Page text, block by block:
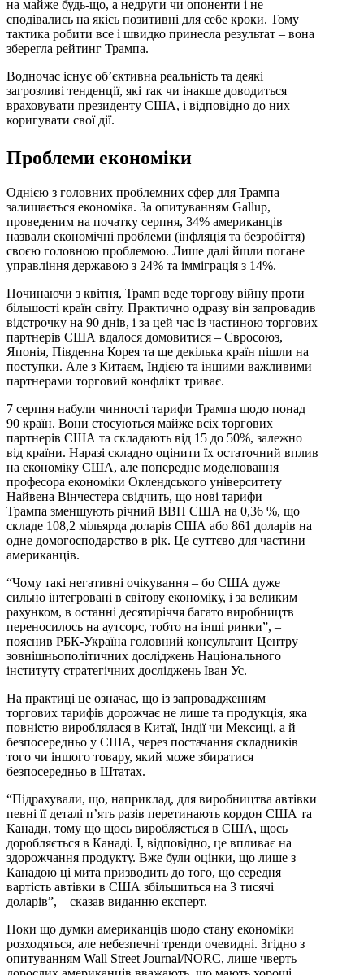
на майже будь-що, а недруги чи опоненти і не
сподівались на якісь позитивні для себе кроки. Тому
тактика робити все і швидко принесла результат – вона
зберегла рейтинг Трампа.
Водночас існує об’єктивна реальність та деякі
загрозливі тенденції, які так чи інакше доводиться
враховувати президенту США, і відповідно до них
коригувати свої дії.
Проблеми економіки
Однією з головних проблемних сфер для Трампа
залишається економіка. За опитуванням Gallup,
проведеним на початку серпня, 34% американців
назвали економічні проблеми (інфляція та безробіття)
своєю головною проблемою. Лише далі йшли погане
управління державою з 24% та імміграція з 14%.
Починаючи з квітня, Трамп веде торгову війну проти
більшості країн світу. Практично одразу він запровадив
відстрочку на 90 днів, і за цей час із частиною торгових
партнерів США вдалося домовитися – Євросоюз,
Японія, Південна Корея та ще декілька країн пішли на
поступки. Але з Китаєм, Індією та іншими важливими
партнерами торговий конфлікт триває.
7 серпня набули чинності тарифи Трампа щодо понад
90 країн. Вони стосуються майже всіх торгових
партнерів США та складають від 15 до 50%, залежно
від країни. Наразі складно оцінити їх остаточний вплив
на економіку США, але попереднє моделювання
професора економіки Оклендського університету
Найвена Вінчестера свідчить, що нові тарифи
Трампа зменшують річний ВВП США на 0,36 %, що
складе 108,2 мільярда доларів США або 861 доларів на
одне домогосподарство в рік. Це суттєво для частини
американців.
“Чому такі негативні очікування – бо США дуже
сильно інтегровані в світову економіку, і за великим
рахунком, в останні десятиріччя багато виробництв
переносилось на аутсорс, тобто на інші ринки”, –
пояснив РБК-Україна головний консультант Центру
зовнішньополітичних досліджень Національного
інституту стратегічних досліджень Іван Ус.
На практиці це означає, що із запровадженням
торгових тарифів дорожчає не лише та продукція, яка
повністю вироблялася в Китаї, Індії чи Мексиці, а й
безпосередньо у США, через постачання складників
того чи іншого товару, який може збиратися
безпосередньо в Штатах.
“Підрахували, що, наприклад, для виробництва автівки
певні її деталі п’ять разів перетинають кордон США та
Канади, тому що щось виробляється в США, щось
доробляється в Канаді. І, відповідно, це впливає на
здорожчання продукту. Вже були оцінки, що лише з
Канадою ці мита призводить до того, що середня
вартість автівки в США збільшиться на 3 тисячі
доларів”, – сказав виданню експерт.
Поки що думки американців щодо стану економіки
розходяться, але небезпечні тренди очевидні. Згідно з
опитуванням Wall Street Journal/NORC, лише чверть